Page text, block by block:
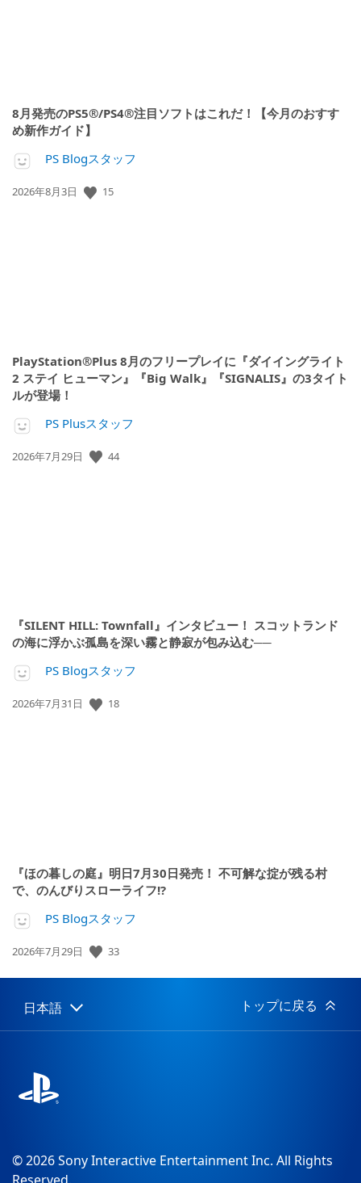
8月発売のPS5®/PS4®注目ソフトはこれだ！【今月のおすす
め新作ガイド】
PS Blogスタッフ
公
2026年8月3日 15
PlayStation®Plus 8月のフリープレイに『ダイイングライト
2 ステイ ヒューマン』『Big Walk』『SIGNALIS』の3タイト
ルが登場！
PS Plusスタッフ
公
2026年7月29日 44
『SILENT HILL: Townfall』インタビュー！ スコットランド
の海に浮かぶ孤島を深い霧と静寂が包み込む──
PS Blogスタッフ
公
2026年7月31日 18
『ほの暮しの庭』明日7月30日発売！ 不可解な掟が残る村
で、のんびりスローライフ!?
PS Blogスタッフ
公
日:
2026年7月29日 33
Select
a
Current
region:
日本語 トップに戻る
© 2026 Sony Interactive Entertainment Inc. All Rights